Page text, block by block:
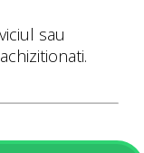
sau